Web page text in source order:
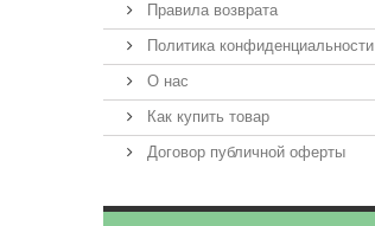
Правила возврата
Политика конфиденциальности
О нас
Как купить товар
Договор публичной оферты